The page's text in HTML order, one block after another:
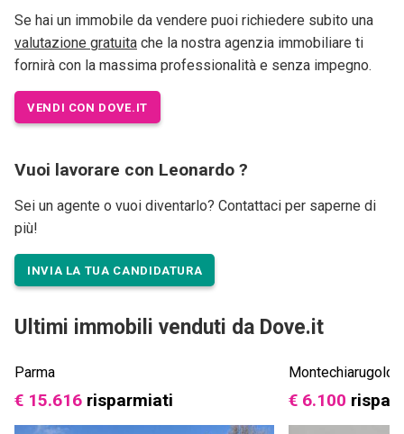
Se hai un immobile da vendere puoi richiedere subito una
valutazione gratuita che la nostra agenzia immobiliare ti
fornirà con la massima professionalità e senza impegno.
VENDI CON DOVE.IT
Vuoi lavorare con Leonardo ?
Sei un agente o vuoi diventarlo? Contattaci per saperne di
più!
INVIA LA TUA CANDIDATURA
Ultimi immobili venduti da Dove.it
Parma
€ 15.616 risparmiati
Montechiarugolo
€ 6.100